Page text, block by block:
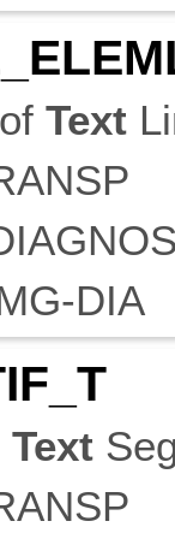
Text
DIA
Text